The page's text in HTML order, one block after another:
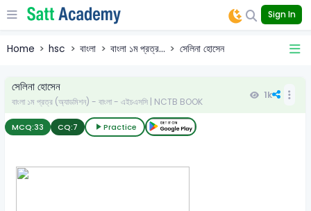
Sign In
Home hsc বাংলা বাংলা ১ম প্রত্র... সেলিনা হোসেন
সেলিনা হোসেন
বাংলা ১ম প্রত্র (অ্যাডমিশন) - বাংলা - এইচএসসি | NCTB BOOK
1k
MCQ:33 CQ:7 Practice